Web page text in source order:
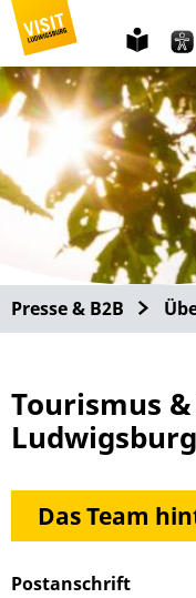
Presse & B2B
Tourismus
Ludwigsburg
Das Team
Postanschrift